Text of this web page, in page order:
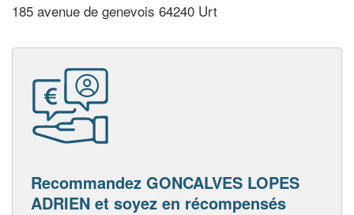
185 avenue de genevois 64240 Urt
Recommandez GONCALVES LOPES
ADRIEN et soyez en récompensés